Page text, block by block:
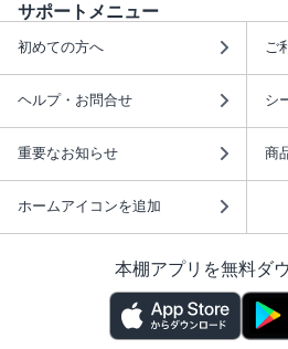
サポートメニュー
初めての方へ ご
ヘルプ・お問合せ シ
重要なお知らせ 商
ホームアイコンを追加
本棚アプリを無料ダ